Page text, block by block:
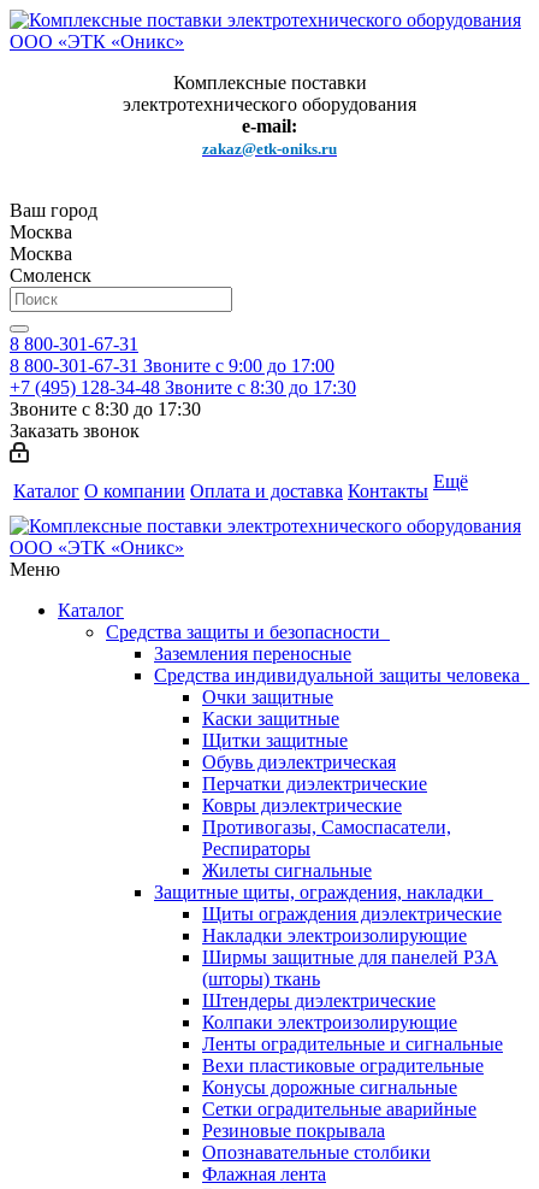
Комплексные поставки
электротехнического оборудования
e-mail:
zakaz@etk-oniks.ru
Ваш город
Москва
Москва
Смоленск
8 800-301-67-31
8 800-301-67-31 Звоните с 9:00 до 17:00
+7 (495) 128-34-48 Звоните с 8:30 до 17:30
Звоните с 8:30 до 17:30
Заказать звонок
Каталог О компании Оплата и доставка Контакты Ещё
Меню
Каталог
Средства защиты и безопасности
Заземления переносные
Средства индивидуальной защиты человека
Очки защитные
Каски защитные
Щитки защитные
Обувь диэлектрическая
Перчатки диэлектрические
Ковры диэлектрические
Противогазы, Самоспасатели,
Респираторы
Жилеты сигнальные
Защитные щиты, ограждения, накладки
Щиты ограждения диэлектрические
Накладки электроизолирующие
Ширмы защитные для панелей РЗА
(шторы) ткань
Штендеры диэлектрические
Колпаки электроизолирующие
Ленты оградительные и сигнальные
Вехи пластиковые оградительные
Конусы дорожные сигнальные
Сетки оградительные аварийные
Резиновые покрывала
Опознавательные столбики
Флажная лента